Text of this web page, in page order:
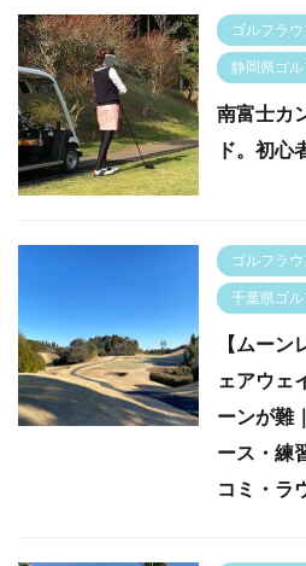
ゴルフラウ
静岡県ゴ
南富士カ
ド。初心
ゴルフラウ
千葉県ゴ
【ムー
ェアウェ
ーンが難
ース・練
コミ・